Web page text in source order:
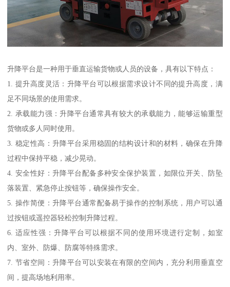
升降平台是一种用于垂直运输货物或人员的设备，具有以下特点：
1. 提升高度灵活：升降平台可以根据需求设计不同的提升高度，满
足不同场景的使用需求。
2. 承载能力强：升降平台通常具有较大的承载能力，能够运输重型
货物或多人同时使用。
3. 稳定性高：升降平台采用稳固的结构设计和的材料，确保在升降
过程中保持平稳，减少晃动。
4. 安全性好：升降平台配备多种安全保护装置，如限位开关、防坠
落装置、紧急停止按钮等，确保操作安全。
5. 操作简便：升降平台通常配备易于操作的控制系统，用户可以通
过按钮或遥控器轻松控制升降过程。
6. 适应性强：升降平台可以根据不同的使用环境进行定制，如室
内、室外、防爆、防腐等特殊需求。
7. 节省空间：升降平台可以安装在有限的空间内，充分利用垂直空
间，提高场地利用率。